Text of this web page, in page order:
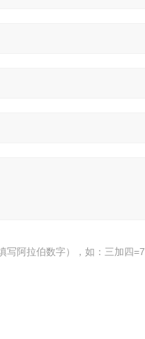
写阿拉伯数字），如：三加四=7